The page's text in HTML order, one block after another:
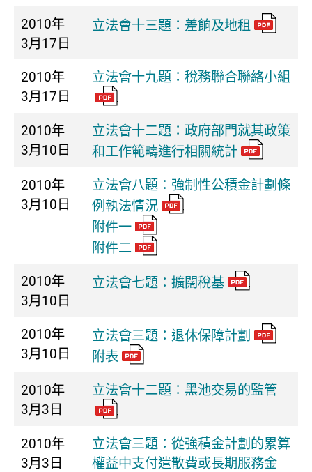
2010年
3月17日
立法會十三題：差餉及地租
2010年
3月17日
立法會十九題：稅務聯合聯絡小組
2010年
3月10日
立法會十二題：政府部門就其政策
和工作範疇進行相關統計
2010年
3月10日
立法會八題：強制性公積金計劃條
例執法情況
附件一
附件二
2010年
3月10日
立法會七題：擴闊稅基
2010年
3月10日
立法會三題：退休保障計劃
附表
2010年
3月3日
立法會十二題：黑池交易的監管
2010年
3月3日
立法會三題：從強積金計劃的累算
權益中支付遣散費或長期服務金